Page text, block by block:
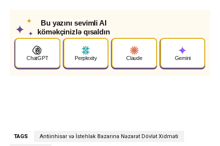
✦
✦
✦
Bu yazını sevimli AI
köməkçinizlə qısaldın
ChatGPT Perplexity Claude Gemini
TAGS Antiinhisar və İstehlak Bazarına Nəzarət Dövlət Xidməti